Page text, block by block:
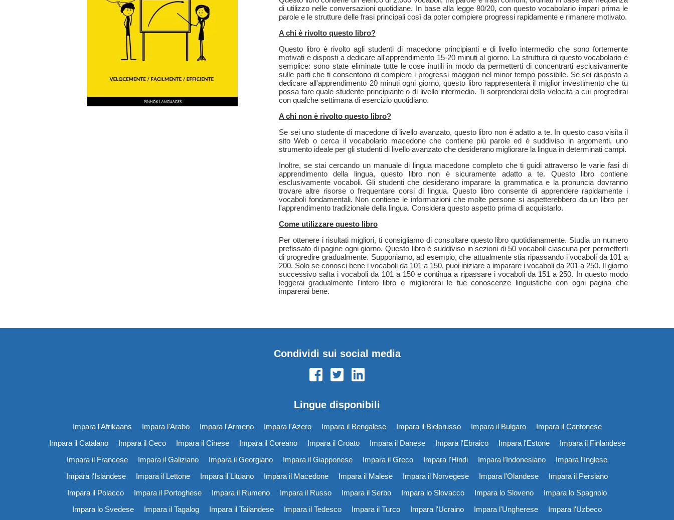
di utilizzo nelle conversazioni quotidiane. In base alla legge 80/20, con questo vocabolario impari prima le
parole e le strutture delle frasi principali così da poter compiere progressi rapidamente e rimanere motivato.
A chi è rivolto questo libro?
Questo libro è rivolto agli studenti di macedone principianti e di livello intermedio che sono fortemente
motivati e disposti a dedicare all'apprendimento 15-20 minuti al giorno. La struttura di questo vocabolario è
semplice: sono state eliminate tutte le cose inutili in modo da permetterti di concentrarti esclusivamente
sulle parti che ti consentono di compiere i progressi maggiori nel minor tempo possibile. Se sei disposto a
dedicare all'apprendimento 20 minuti ogni giorno, questo libro rappresenterà il miglior investimento che tu
possa fare quale studente principiante o di livello intermedio. Ti sorprenderai della velocità a cui progredirai
con qualche settimana di esercizio quotidiano.
A chi non è rivolto questo libro?
Se sei uno studente di macedone di livello avanzato, questo libro non è adatto a te. In questo caso visita il
sito Web o cerca il vocabolario macedone che contiene più parole ed è suddiviso in argomenti, uno
strumento ideale per gli studenti di livello avanzato che desiderano migliorare la lingua in determinati campi.
Inoltre, se stai cercando un manuale di lingua macedone completo che ti guidi attraverso le varie fasi di
apprendimento della lingua, questo libro non è sicuramente adatto a te. Questo libro contiene
esclusivamente vocaboli. Gli studenti che desiderano imparare la grammatica e la pronuncia dovranno
trovare altre risorse o frequentare corsi di lingua. Questo libro consente di apprendere rapidamente i
vocaboli fondamentali. Non contiene le informazioni che molte persone si aspetterebbero da un libro per
l'apprendimento tradizionale della lingua. Considera questo aspetto prima di acquistarlo.
Come utilizzare questo libro
Per ottenere i risultati migliori, ti consigliamo di consultare questo libro quotidianamente. Studia un numero
prefissato di pagine ogni giorno. Questo libro è suddiviso in sezioni di 50 vocaboli ciascuna per permetterti
di progredire gradualmente. Supponiamo, ad esempio, che attualmente stia ripassando i vocaboli da 101 a
200. Solo se conosci bene i vocaboli da 101 a 150, puoi iniziare a imparare i vocaboli da 201 a 250. Il giorno
successivo salta i vocaboli da 101 a 150 e continua a ripassare i vocaboli da 151 a 250. In questo modo
leggerai gradualmente l'intero libro e migliorerai le tue conoscenze linguistiche con ogni pagina che
imparerai bene.
Condividi sui social media
Lingue disponibili
Impara l'Afrikaans Impara l'Arabo Impara l'Armeno Impara l'Azero Impara il Bengalese Impara il Bielorusso Impara il Bulgaro
Impara il Cantonese
Impara il Catalano
Impara il Ceco Impara il Cinese Impara il Coreano Impara il Croato Impara il Danese Impara l'Ebraico Impara l'Estone
Impara il Finlandese
Impara il Francese
Impara il Galiziano Impara il Georgiano Impara il Giapponese Impara il Greco Impara l'Hindi Impara l'Indonesiano
Impara l'Inglese
Impara l'Islandese
Impara il Lettone Impara il Lituano Impara il Macedone Impara il Malese Impara il Norvegese Impara l'Olandese
Impara il Persiano
Impara il Polacco
Impara il Portoghese Impara il Rumeno Impara il Russo Impara il Serbo Impara lo Slovacco Impara lo Sloveno
Impara lo Spagnolo
Impara lo Svedese
Impara il Tagalog Impara il Tailandese Impara il Tedesco Impara il Turco Impara l'Ucraino Impara l'Ungherese Impara l'Uzbeco